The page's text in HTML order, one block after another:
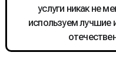
услуги никак не
используем лучшие